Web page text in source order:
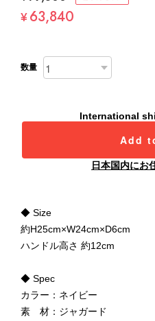
¥63,840
数量
International
Add
日本国内にお
◆ Size
約H25cm×W24cm×D6cm
ハンドル高さ 約12cm
◆ Spec
カラー：ネイビー
素 材：ジャガード